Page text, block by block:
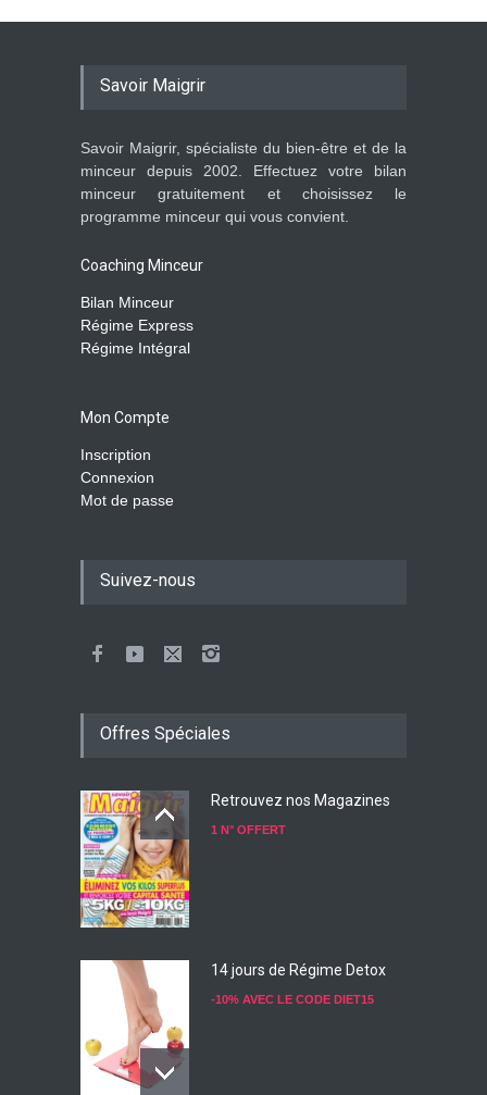
Savoir Maigrir
Savoir Maigrir, spécialiste du bien-être et de la
minceur depuis 2002. Effectuez votre bilan
minceur gratuitement et choisissez le
programme minceur qui vous convient.
Coaching Minceur
Bilan Minceur
Régime Express
Régime Intégral
Mon Compte
Inscription
Connexion
Mot de passe
Suivez-nous
Offres Spéciales
Retrouvez nos Magazines
1 N° OFFERT
14 jours de Régime Detox
-10% AVEC LE CODE DIET15